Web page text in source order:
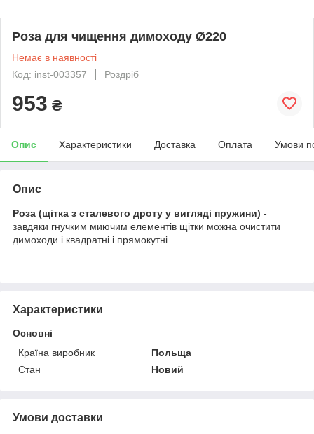
Роза для чищення димоходу Ø220
Немає в наявності
Код: inst-003357
Роздріб
953 ₴
Опис Характеристики Доставка Оплата Умови
Опис
Роза (щітка з сталевого дроту у вигляді пружини) -
завдяки гнучким миючим елементів щітки можна очистити
димоходи і квадратні і прямокутні.
Характеристики
Основні
Країна виробник
Польща
Стан
Новий
Умови доставки